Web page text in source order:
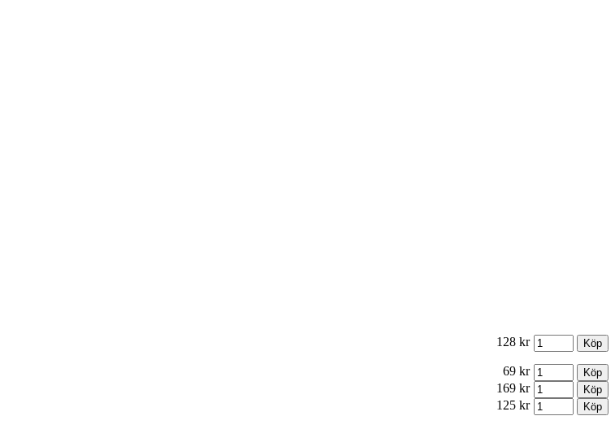
128 kr
69 kr
169 kr
125 kr